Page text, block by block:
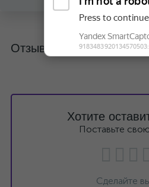
Отзывы
Хотите
Поставьте
Сделайте